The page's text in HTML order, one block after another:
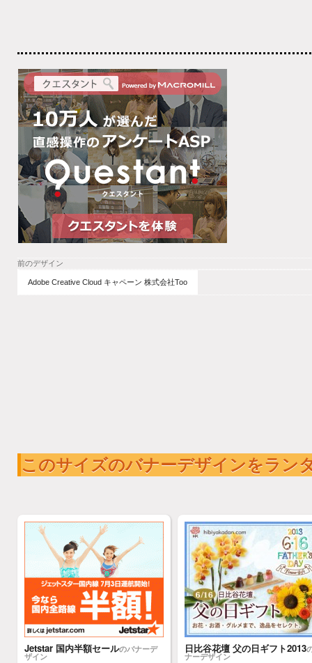
前のデザイン
Adobe Creative Cloud キャペーン 株式会社Too
このサイズのバナーデザインをラン
Jetstar 国内半額セールのバナーデ
ザイン
日比谷花壇 父の日ギフト2013
ナーデザイン